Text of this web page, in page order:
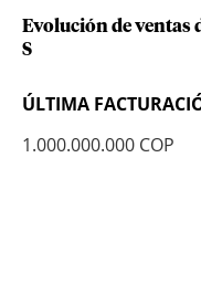
Evolución de ventas
S
ÚLTIMA
1.000.000.000 COP